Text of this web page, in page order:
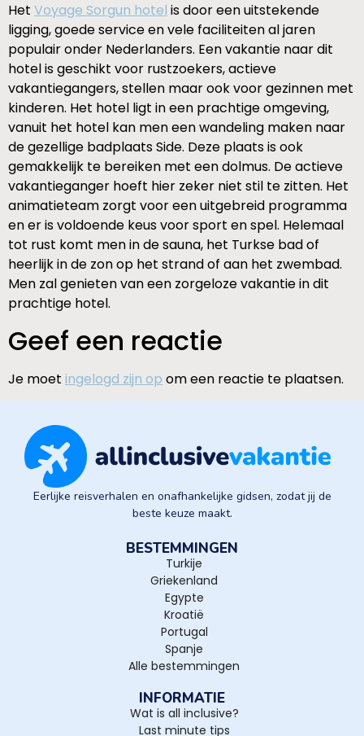
Het Voyage Sorgun hotel is door een uitstekende
ligging, goede service en vele faciliteiten al jaren
populair onder Nederlanders. Een vakantie naar dit
hotel is geschikt voor rustzoekers, actieve
vakantiegangers, stellen maar ook voor gezinnen met
kinderen. Het hotel ligt in een prachtige omgeving,
vanuit het hotel kan men een wandeling maken naar
de gezellige badplaats Side. Deze plaats is ook
gemakkelijk te bereiken met een dolmus. De actieve
vakantieganger hoeft hier zeker niet stil te zitten. Het
animatieteam zorgt voor een uitgebreid programma
en er is voldoende keus voor sport en spel. Helemaal
tot rust komt men in de sauna, het Turkse bad of
heerlijk in de zon op het strand of aan het zwembad.
Men zal genieten van een zorgeloze vakantie in dit
prachtige hotel.
Geef een reactie
Je moet ingelogd zijn op om een reactie te plaatsen.
Eerlijke reisverhalen en onafhankelijke gidsen, zodat jij de
beste keuze maakt.
BESTEMMINGEN
Turkije
Griekenland
Egypte
Kroatië
Portugal
Spanje
Alle bestemmingen
INFORMATIE
Wat is all inclusive?
Last minute tips